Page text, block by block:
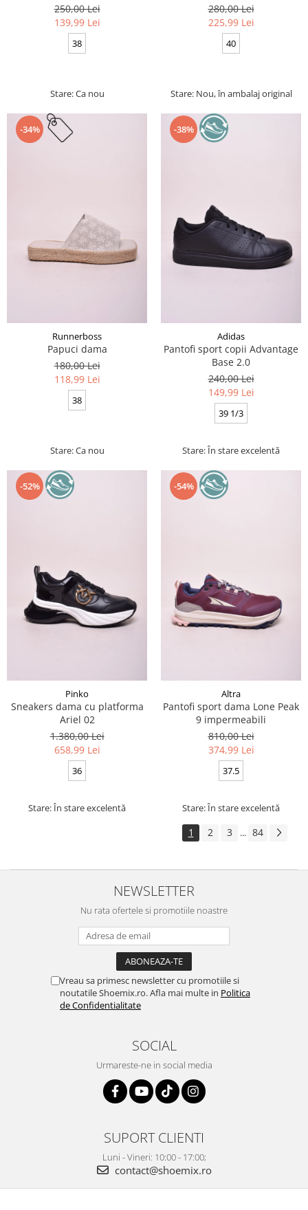
250,00 Lei
139,99 Lei
38
Stare: Ca nou
280,00 Lei
225,99 Lei
40
Stare: Nou, în ambalaj original
-34%
Runnerboss
Papuci dama
180,00 Lei
118,99 Lei
38
Stare: Ca nou
-38%
Adidas
Pantofi sport copii Advantage
Base 2.0
240,00 Lei
149,99 Lei
39 1/3
Stare: În stare excelentă
-52%
Pinko
Sneakers dama cu platforma
Ariel 02
1.380,00 Lei
658,99 Lei
36
Stare: În stare excelentă
-54%
Altra
Pantofi sport dama Lone Peak
9 impermeabili
810,00 Lei
374,99 Lei
37.5
Stare: În stare excelentă
1 2 3 ... 84
NEWSLETTER
Nu rata ofertele si promotiile noastre
Vreau sa primesc newsletter cu promotiile si
noutatile Shoemix.ro. Afla mai multe in Politica
de Confidentialitate
SOCIAL
Urmareste-ne in social media
SUPORT CLIENTI
Luni - Vineri: 10:00 - 17:00;
contact@shoemix.ro